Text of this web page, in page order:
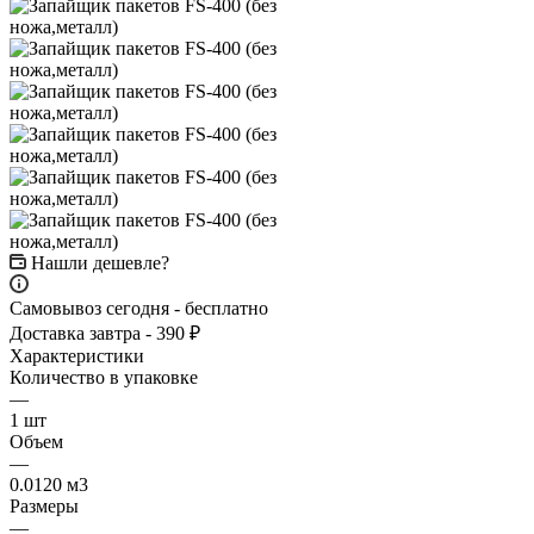
Нашли дешевле?
Самовывоз сегодня - бесплатно
Доставка завтра - 390 ₽
Характеристики
Количество в упаковке
—
1 шт
Объем
—
0.0120 м3
Размеры
—